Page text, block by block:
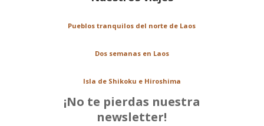
Pueblos tranquilos del norte de Laos
Dos semanas en Laos
Isla de Shikoku e Hiroshima
¡No te pierdas nuestra
newsletter!